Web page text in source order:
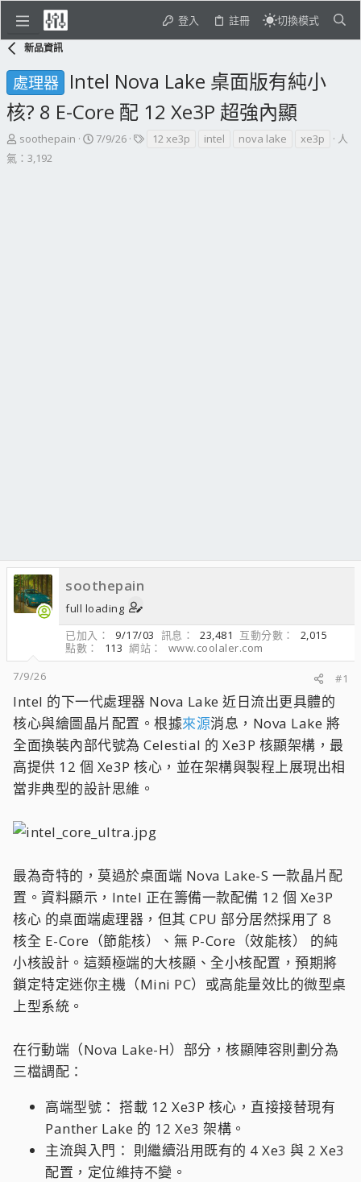
登入 註冊 切換模式
新品資訊
處理器 Intel Nova Lake 桌面版有純小
核? 8 E-Core 配 12 Xe3P 超強內顯
主
題
soothepain
開
7/9/26
標12 xe3p intel nova lake xe3p
人
氣：3,192
soothepain
full loading
已加入
9/17/03 訊息 23,481 互動分數
2,015
點數
113 網站
www.coolaler.com
7/9/26
#1
Intel 的下一代處理器 Nova Lake 近日流出更具體的
核心與繪圖晶片配置。根據來源消息，Nova Lake 將
全面換裝內部代號為 Celestial 的 Xe3P 核顯架構，最
高提供 12 個 Xe3P 核心，並在架構與製程上展現出相
當非典型的設計思維。
最為奇特的，莫過於桌面端 Nova Lake-S 一款晶片配
置。資料顯示，Intel 正在籌備一款配備 12 個 Xe3P
核心 的桌面端處理器，但其 CPU 部分居然採用了 8
核全 E-Core（節能核）、無 P-Core（效能核） 的純
小核設計。這類極端的大核顯、全小核配置，預期將
鎖定特定迷你主機（Mini PC）或高能量效比的微型桌
上型系統。
在行動端（Nova Lake-H）部分，核顯陣容則劃分為
三檔調配：
高端型號： 搭載 12 Xe3P 核心，直接接替現有
Panther Lake 的 12 Xe3 架構。
主流與入門： 則繼續沿用既有的 4 Xe3 與 2 Xe3
配置，定位維持不變。